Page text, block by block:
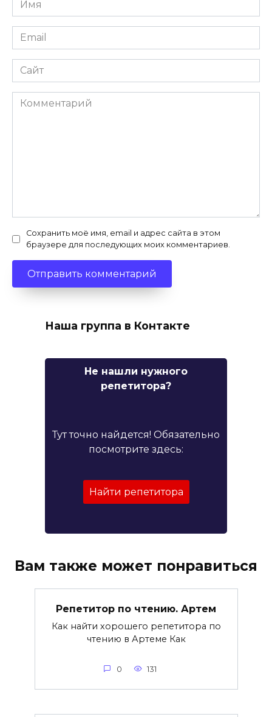
*
Email
*
Сайт
Комментарий
Сохранить моё имя, email и адрес сайта в этом
браузере для последующих моих комментариев.
Наша группа в Контакте
Не нашли нужного
репетитора?
Тут точно найдется! Обязательно
посмотрите здесь:
Найти репетитора
Вам также может понравиться
Репетитор по чтению. Артем
Как найти хорошего репетитора по
чтению в Артеме Как
0 131